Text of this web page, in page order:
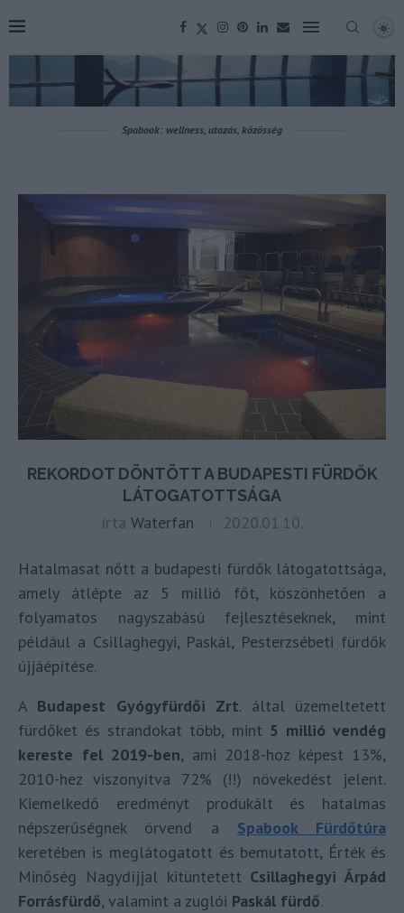
Spabook: wellness, utazás, közösség
REKORDOT DÖNTÖTT A BUDAPESTI FÜRDŐK
LÁTOGATOTTSÁGA
írta Waterfan 2020.01.10.
Hatalmasat nőtt a budapesti fürdők látogatottsága,
amely átlépte az 5 millió főt, köszönhetően a
folyamatos nagyszabású fejlesztéseknek, mint
például a Csillaghegyi, Paskál, Pesterzsébeti fürdők
újjáépítése.
A Budapest Gyógyfürdői Zrt. által üzemeltetett
fürdőket és strandokat több, mint 5 millió vendég
kereste fel 2019-ben, ami 2018-hoz képest 13%,
2010-hez viszonyítva 72% (!!) növekedést jelent.
Kiemelkedő eredményt produkált és hatalmas
népszerűségnek örvend a Spabook Fürdőtúra
keretében is meglátogatott és bemutatott, Érték és
Minőség Nagydíjjal kitüntetett Csillaghegyi Árpád
Forrásfürdő, valamint a zuglói Paskál fürdő.